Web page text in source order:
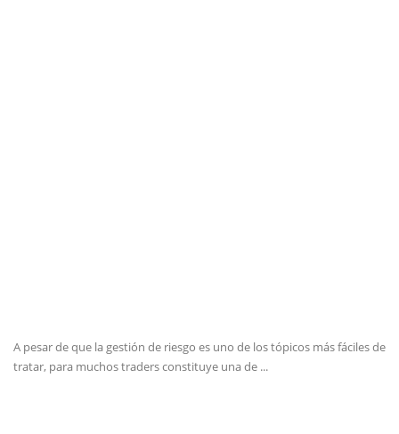
A pesar de que la gestión de riesgo es uno de los tópicos más fáciles de
tratar, para muchos traders constituye una de ...